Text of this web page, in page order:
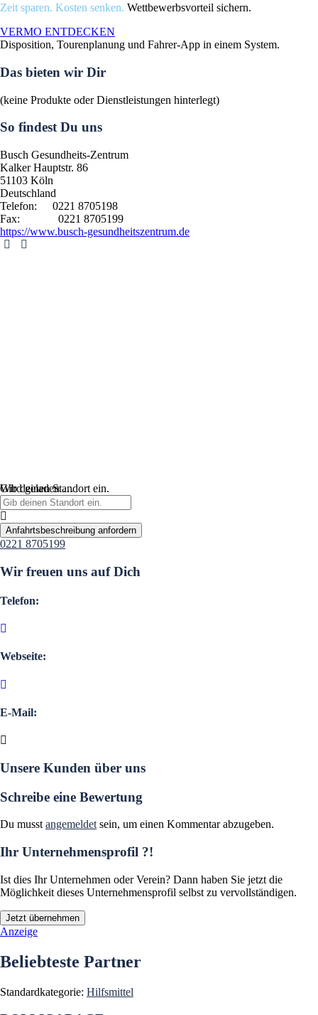
Zeit sparen. Kosten senken. Wettbewerbsvorteil sichern.
VERMO ENTDECKEN
Disposition, Tourenplanung und Fahrer-App in einem System.
Das bieten wir Dir
(keine Produkte oder Dienstleistungen hinterlegt)
So findest Du uns
Busch Gesundheits-Zentrum
Kalker Hauptstr. 86
51103 Köln
Deutschland
Telefon:
0221 8705198
Fax:
0221 8705199
https://www.busch-gesundheitszentrum.de
Wird geladen …
Gib deinen Standort ein.
Anfahrtsbeschreibung anfordern
0221 8705199
Wir freuen uns auf Dich
Telefon:
Webseite:
E-Mail:
Unsere Kunden über uns
Schreibe eine Bewertung
Du musstangemeldetsein, um einen Kommentar abzugeben.
Ihr Unternehmensprofil ?!
Ist dies Ihr Unternehmen oder Verein? Dann haben Sie jetzt die
Möglichkeit dieses Unternehmensprofil selbst zu vervollständigen.
Jetzt übernehmen
Anzeige
Beliebteste Partner
Standardkategorie: Hilfsmittel